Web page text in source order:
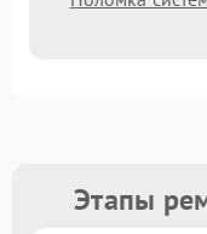
Этапы